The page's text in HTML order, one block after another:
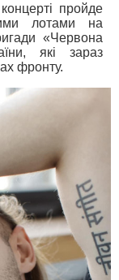
пройде
лотами на
«Червона
які зараз
фронту.